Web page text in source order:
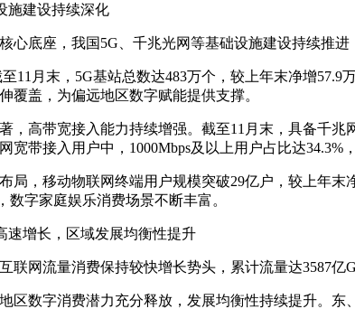
建设持续深化
底座，我国5G、千兆光网等基础设施建设持续推进
月末，5G基站总数达483万个，较上年末净增57.9
覆盖，为偏远地区数字赋能提供支撑。
高带宽接入能力持续增强。截至11月末，具备千兆
宽带接入用户中，1000Mbps及以上用户占比达
，移动物联网终端用户规模突破29亿户，较上年末
数字家庭娱乐消费场景不断丰富。
增长，区域发展均衡性提升
网流量消费保持较快增长势头，累计流量达3587亿
数字消费潜力充分释放，发展均衡性持续提升。东